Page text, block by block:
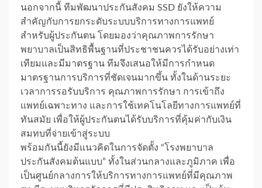
นอกจากนี้ ทีมพัฒนาประกันสังคม SSD ยังให้ความ
สำคัญกับการยกระดับระบบบริการทางการแพทย์
สำหรับผู้ประกันตน โดยมองว่าคุณภาพการรักษา
พยาบาลเป็นสิทธิพื้นฐานที่ประชาชนควรได้รับอย่างเท่า
เทียมและมีมาตรฐาน ทีมจึงเสนอให้มีการกำหนด
มาตรฐานการบริการที่ชัดเจนมากขึ้น ทั้งในด้านระยะ
เวลาการรอรับบริการ คุณภาพการรักษา การเข้าถึง
แพทย์เฉพาะทาง และการใช้เทคโนโลยีทางการแพทย์ที่
ทันสมัย เพื่อให้ผู้ประกันตนได้รับบริการที่คุ้มค่ากับเงิน
สมทบที่จ่ายเข้าสู่ระบบ
พร้อมกันนี้ยังมีแนวคิดในการจัดตั้ง “โรงพยาบาล
ประกันสังคมต้นแบบ” ทั้งในส่วนกลางและภูมิภาค เพื่อ
เป็นศูนย์กลางการให้บริการทางการแพทย์ที่มีคุณภาพ